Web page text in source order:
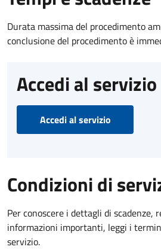
Durata massima del procedimento
conclusione del procedimento è
Accedi al servizio
Accedi al servizio
Condizioni di
Per conoscere i dettagli di scadenze,
informazioni importanti, leggi i
servizio.